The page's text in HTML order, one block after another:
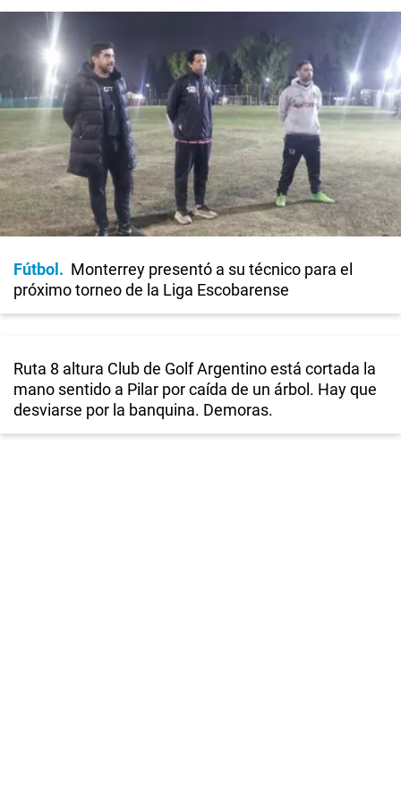
Fútbol
Monterrey presentó a su técnico para el
próximo torneo de la Liga Escobarense
Ruta 8 altura Club de Golf Argentino está cortada la
mano sentido a Pilar por caída de un árbol. Hay que
desviarse por la banquina. Demoras.